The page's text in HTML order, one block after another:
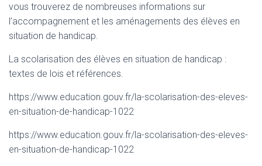
N
vous trouverez de nombreuses informations sur
l’accompagnement et les aménagements des élèves en
situation de handicap.
La scolarisation des élèves en situation de handicap :
textes de lois et références.
https://www.education.gouv.fr/la-scolarisation-des-eleves-
en-situation-de-handicap-1022
https://www.education.gouv.fr/la-scolarisation-des-eleves-
en-situation-de-handicap-1022